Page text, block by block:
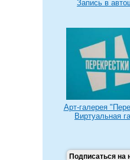
Запись в
Арт-галерея
Виртуальная
Подписаться на